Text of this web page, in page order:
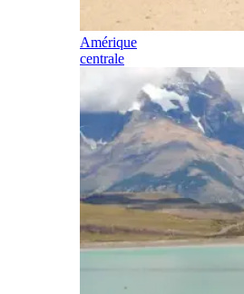
Amérique
centrale